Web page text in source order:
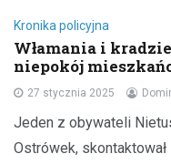
Kronika policyjna
Włamania i
niepokój
27 stycznia 2025
Jeden z obywateli
Ostrówek,